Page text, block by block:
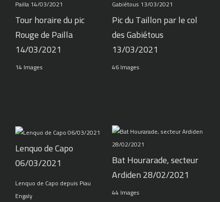
Tour horaire du pic
Rouge de Pailla
14/03/2021
14 Images
Pic du Taillon par le col
des Gabiétous
13/03/2021
46 Images
Lenquo de Capo
06/03/2021
Lenquo de Capo depuis Piau
Engaly
Bat Hourarade, secteur
Ardiden 28/02/2021
44 Images